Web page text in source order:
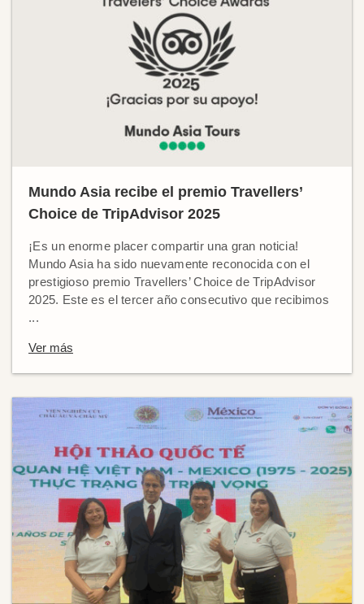
Mundo Asia recibe el premio Travellers’
Choice de TripAdvisor 2025
¡Es un enorme placer compartir una gran noticia!
Mundo Asia ha sido nuevamente reconocida con el
prestigioso premio Travellers’ Choice de TripAdvisor
2025. Este es el tercer año consecutivo que recibimos
...
Ver más